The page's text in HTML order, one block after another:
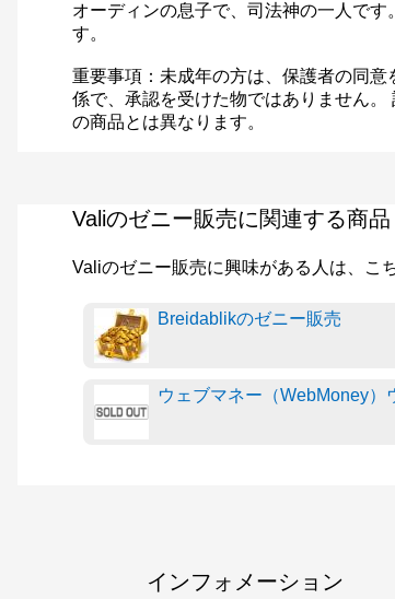
オーディンの息子で、司法神の一人で
す。
重要事項：未成年の方は、保護者の同
係で、承認を受けた物ではありません
の商品とは異なります。
Valiのゼニー販売に関連する商品
Valiのゼニー販売に興味がある人は、こ
Breidablikのゼニー販売
ウェブマネー（WebMoney）
インフォメーション